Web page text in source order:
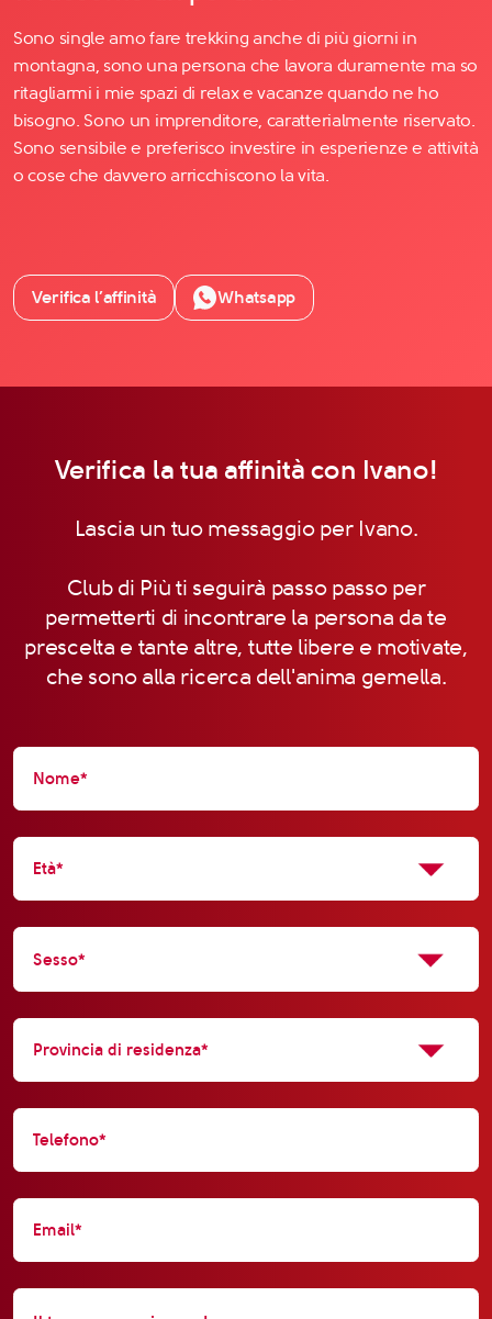
Sono single amo fare trekking anche di più giorni in
montagna, sono una persona che lavora duramente ma so
ritagliarmi i mie spazi di relax e vacanze quando ne ho
bisogno. Sono un imprenditore, caratterialmente riservato.
Sono sensibile e preferisco investire in esperienze e attività
o cose che davvero arricchiscono la vita.
Verifica l’affinità Whatsapp
Verifica la tua affinità con Ivano!
Lascia un tuo messaggio per Ivano.
Club di Più ti seguirà passo passo per
permetterti di incontrare la persona da te
prescelta e tante altre, tutte libere e motivate,
che sono alla ricerca dell'anima gemella.